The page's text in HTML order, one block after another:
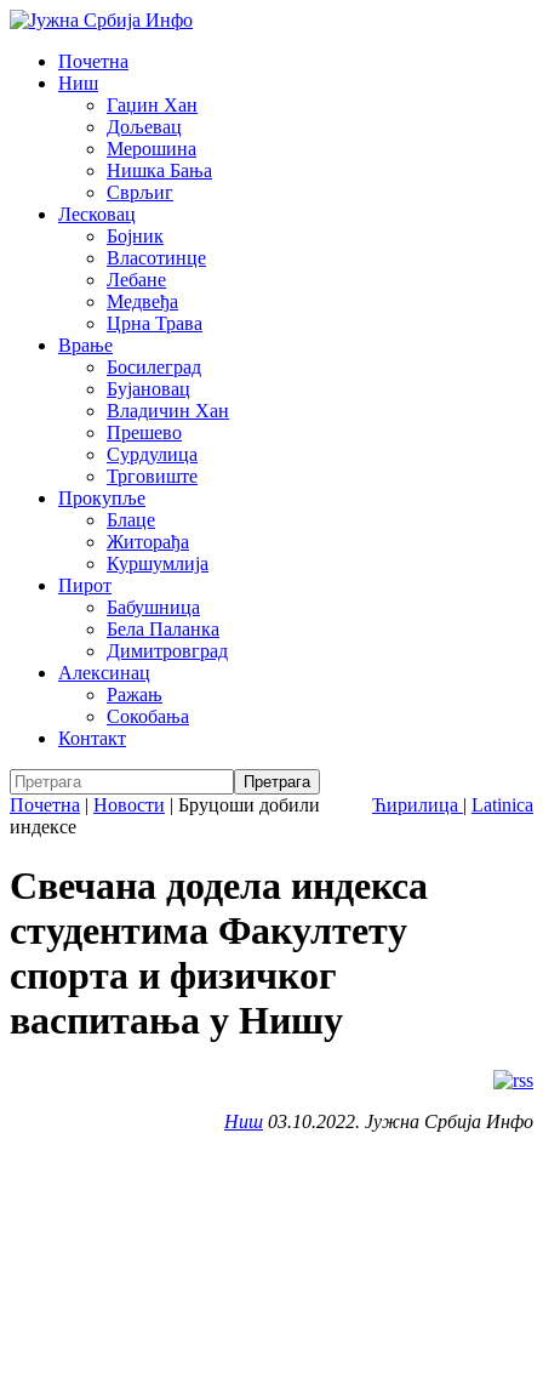
Почетна
Ниш
Гаџин Хан
Дољевац
Мерошина
Нишка Бања
Сврљиг
Лесковац
Бојник
Власотинце
Лебане
Медвеђа
Црна Трава
Врање
Босилеград
Бујановац
Владичин Хан
Прешево
Сурдулица
Трговиште
Прокупље
Блаце
Житорађа
Куршумлија
Пирот
Бабушница
Бела Паланка
Димитровград
Алексинац
Ражањ
Сокобања
Контакт
Ћирилица | Latinica
Почетна | Новости | Бруцоши добили
индексе
Свечана додела индекса
студентима Факултету
спорта и физичког
васпитања у Нишу
Ниш 03.10.2022. Јужна Србија Инфо